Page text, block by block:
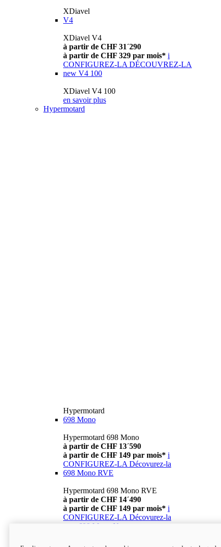
XDiavel
V4
XDiavel V4
à partir de CHF 31´290
à partir de CHF 329 par mois* i
CONFIGUREZ-LA DÉCOUVREZ-LA
new V4 100
XDiavel V4 100
en savoir plus
Hypermotard
Hypermotard
698 Mono
Hypermotard 698 Mono
à partir de CHF 13´590
à partir de CHF 149 par mois* i
CONFIGUREZ-LA Décovurez-la
698 Mono RVE
Hypermotard 698 Mono RVE
à partir de CHF 14´490
à partir de CHF 149 par mois* i
CONFIGUREZ-LA Décovurez-la
698 Mono Nera
Hypermotard 698 Mono Nera